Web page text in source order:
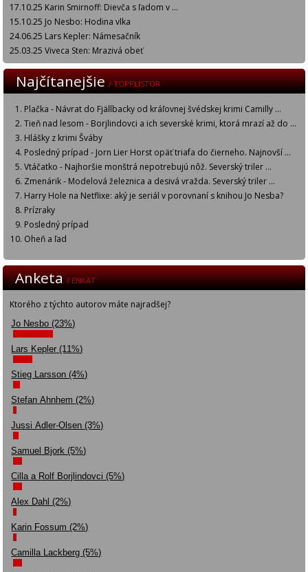
17.10.25 Karin Smirnoff: Dievča s ľadom v ...
15.10.25 Jo Nesbo: Hodina vlka
24.06.25 Lars Kepler: Námesačník
25.03.25 Viveca Sten: Mrazivá obeť
Najčítanejšie/ TOPPLISTOR
Plačka - Návrat do Fjällbacky od kráľovnej švédskej krimi Camilly ...
Tieň nad lesom - Borjlindovci a ich severské krimi, ktorá mrazí až do ...
Hlášky z krimi Šváby
Posledný prípad - Jorn Lier Horst opäť triafa do čierneho. Najnovší ...
Vtáčatko - Najhoršie monštrá nepotrebujú nôž. Severský triler ...
Zmenárik - Modelová železnica a desivá vražda. Severský triler ...
Harry Hole na Netflixe: aký je seriál v porovnaní s knihou Jo Nesba?
Prízraky
Posledný prípad
Oheň a ľad
Anketa/ ENKÄT
Ktorého z týchto autorov máte najradšej?
Jo Nesbo (23%)
Lars Kepler (11%)
Stieg Larsson (4%)
Stefan Ahnhem (2%)
Jussi Adler-Olsen (3%)
Samuel Bjork (5%)
Cilla a Rolf Borjlindovci (5%)
Alex Dahl (2%)
Karin Fossum (2%)
Camilla Lackberg (5%)